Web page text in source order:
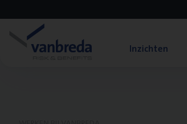
Inzichten